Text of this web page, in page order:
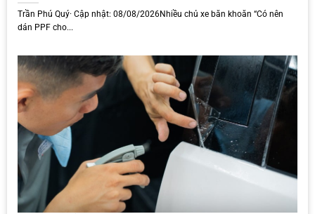
dùng cần tìm hiểu kỹ về đặc điểm của mỗi loại cũng như xác định
nhu cầu của mình để lựa chọn được dòng sản phẩm phù hợp nhất.
Trần Phú Quý· Cập nhật: 08/08/2026Nhiều chủ xe băn khoăn “Có nên
dán PPF cho...